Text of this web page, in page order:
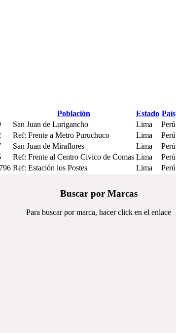
Población Estado País
San Juan de Lurigancho Lima
Perú
Ref: Frente a Metro Puruchuco Lima
Perú
San Juan de Miraflores Lima
Perú
Ref: Frente al Centro Civico de Comas Lima
Perú
Ref: Estación los Postes Lima Perú
Buscar por Marcas
Para buscar por marca, hacer click en el enlace